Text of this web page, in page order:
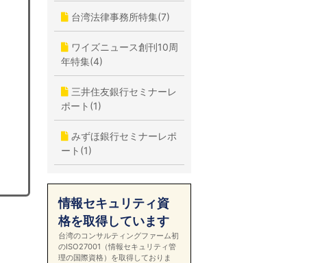
台湾法律事務所特集(7)
ワイズニュース創刊10周
年特集(4)
三井住友銀行セミナーレ
ポート(1)
みずほ銀行セミナーレポ
ート(1)
情報セキュリティ資
格を取得しています
台湾のコンサルティングファーム初
のISO27001（情報セキュリティ管
理の国際資格）を取得しておりま